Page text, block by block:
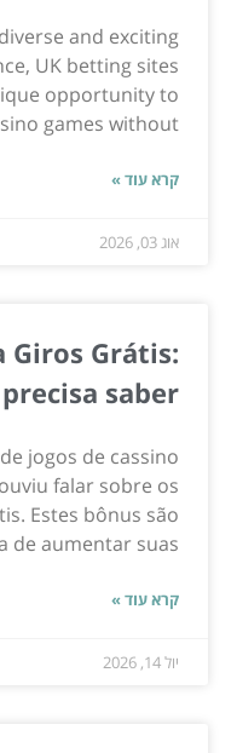
and exciting
UK betting sites
opportunity to
games without...
קרא עוד »
אוג 03, 2026
Giros Grátis:
saber
jogos de cassino
falar sobre os
Estes bônus são
aumentar suas...
קרא עוד »
יול 14, 2026